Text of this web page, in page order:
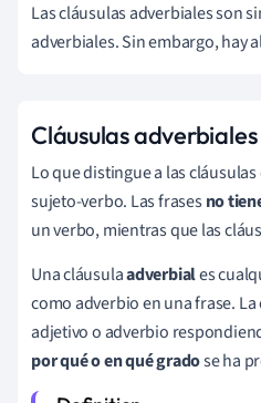
Las cláusulas adverbiales son
adverbiales. Sin embargo, hay
Cláusulas adverbiales
Lo que distingue a las
sujeto-verbo. Las frasesno
un verbo, mientras que las
Una cláusulaadverbiales
como adverbio en una frase.
adjetivo o adverbio
por qué o en qué gradose ha